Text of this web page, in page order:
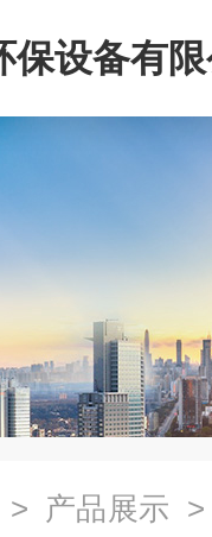
保设备有
> 产品展示